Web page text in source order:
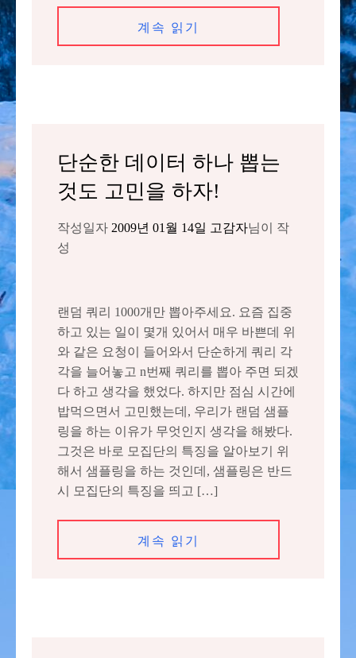
계속 읽기
단순한 데이터 하나 뽑는
것도 고민을 하자!
작성일자 2009년 01월 14일 고감자님이 작
성
랜덤 쿼리 1000개만 뽑아주세요. 요즘 집중
하고 있는 일이 몇개 있어서 매우 바쁜데 위
와 같은 요청이 들어와서 단순하게 쿼리 각
각을 늘어놓고 n번째 쿼리를 뽑아 주면 되겠
다 하고 생각을 했었다. 하지만 점심 시간에
밥먹으면서 고민했는데, 우리가 랜덤 샘플
링을 하는 이유가 무엇인지 생각을 해봤다.
그것은 바로 모집단의 특징을 알아보기 위
해서 샘플링을 하는 것인데, 샘플링은 반드
시 모집단의 특징을 띄고 […]
계속 읽기